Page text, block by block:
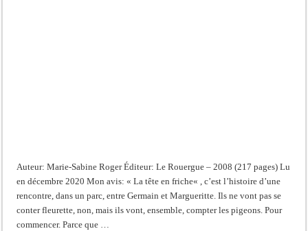
Auteur: Marie-Sabine Roger Éditeur: Le Rouergue – 2008 (217 pages) Lu
en décembre 2020 Mon avis: « La tête en friche« , c’est l’histoire d’une
rencontre, dans un parc, entre Germain et Margueritte. Ils ne vont pas se
conter fleurette, non, mais ils vont, ensemble, compter les pigeons. Pour
commencer. Parce que …